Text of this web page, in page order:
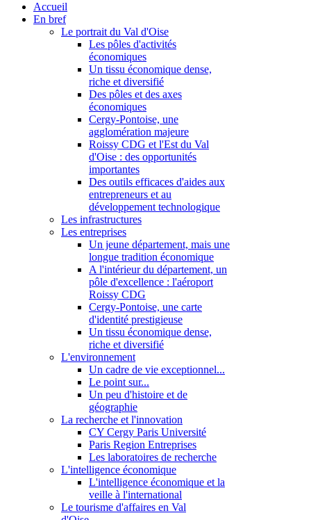
Accueil
En bref
Le portrait du Val d'Oise
Les pôles d'activités
économiques
Un tissu économique dense,
riche et diversifié
Des pôles et des axes
économiques
Cergy-Pontoise, une
agglomération majeure
Roissy CDG et l'Est du Val
d'Oise : des opportunités
importantes
Des outils efficaces d'aides aux
entrepreneurs et au
développement technologique
Les infrastructures
Les entreprises
Un jeune département, mais une
longue tradition économique
A l'intérieur du département, un
pôle d'excellence : l'aéroport
Roissy CDG
Cergy-Pontoise, une carte
d'identité prestigieuse
Un tissu économique dense,
riche et diversifié
L'environnement
Un cadre de vie exceptionnel...
Le point sur...
Un peu d'histoire et de
géographie
La recherche et l'innovation
CY Cergy Paris Université
Paris Region Entreprises
Les laboratoires de recherche
L'intelligence économique
L'intelligence économique et la
veille à l'international
Le tourisme d'affaires en Val